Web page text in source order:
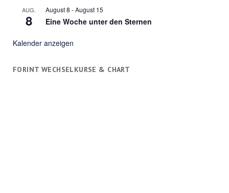
AUG.
8
August 8 -August 15
Eine Woche unter den Sternen
Kalender anzeigen
FORINT WECHSELKURSE & CHART